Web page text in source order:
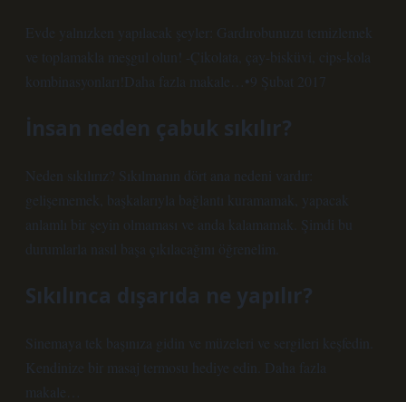
Evde yalnızken yapılacak şeyler: ​​Gardırobunuzu temizlemek
ve toplamakla meşgul olun! -Çikolata, çay-bisküvi, cips-kola
kombinasyonları!Daha fazla makale…•9 Şubat 2017
İnsan neden çabuk sıkılır?
Neden sıkılırız? Sıkılmanın dört ana nedeni vardır:
gelişememek, başkalarıyla bağlantı kuramamak, yapacak
anlamlı bir şeyin olmaması ve anda kalamamak. Şimdi bu
durumlarla nasıl başa çıkılacağını öğrenelim.
Sıkılınca dışarıda ne yapılır?
Sinemaya tek başınıza gidin ve müzeleri ve sergileri keşfedin.
Kendinize bir masaj termosu hediye edin. Daha fazla
makale…